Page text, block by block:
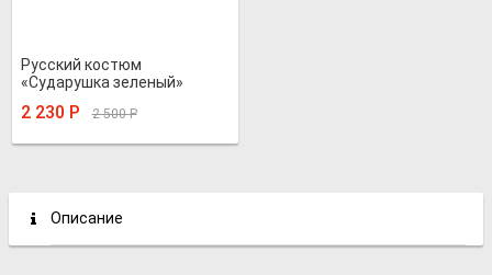
Русский костюм
«Сударушка зеленый»
2 230 Р 2 500Р
Описание